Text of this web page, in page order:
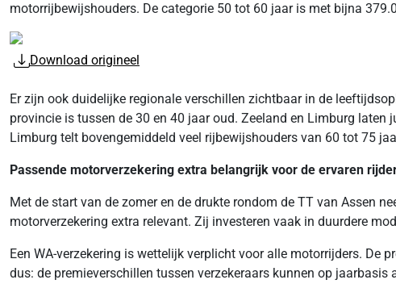
motorrijbewijshouders. De categorie 50 tot 60 jaar is met bijna
Download origineel
Er zijn ook duidelijke regionale verschillen zichtbaar in de
provincie is tussen de 30 en 40 jaar oud. Zeeland en Limburg
Limburg telt bovengemiddeld veel rijbewijshouders van 60 tot 75
Passende motorverzekering extra belangrijk voor de ervaren
Met de start van de zomer en de drukte rondom de TT van Assen
motorverzekering extra relevant. Zij investeren vaak in duurdere
Een WA-verzekering is wettelijk verplicht voor alle motorrijders. De
dus: de premieverschillen tussen verzekeraars kunnen op jaarbasis